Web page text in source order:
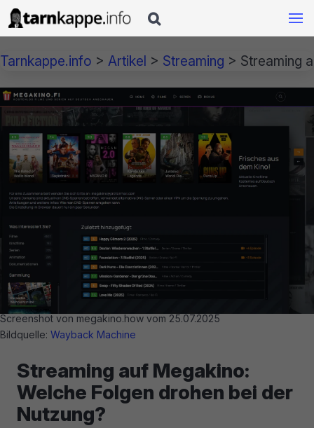

Tarnkappe.info > Artikel > Streaming > Streaming
Screenshot von megakino.how vom 25.07.2025
Bildquelle: Wayback Machine
Streaming auf Megakino:
Welche Folgen drohen bei der
Nutzung?